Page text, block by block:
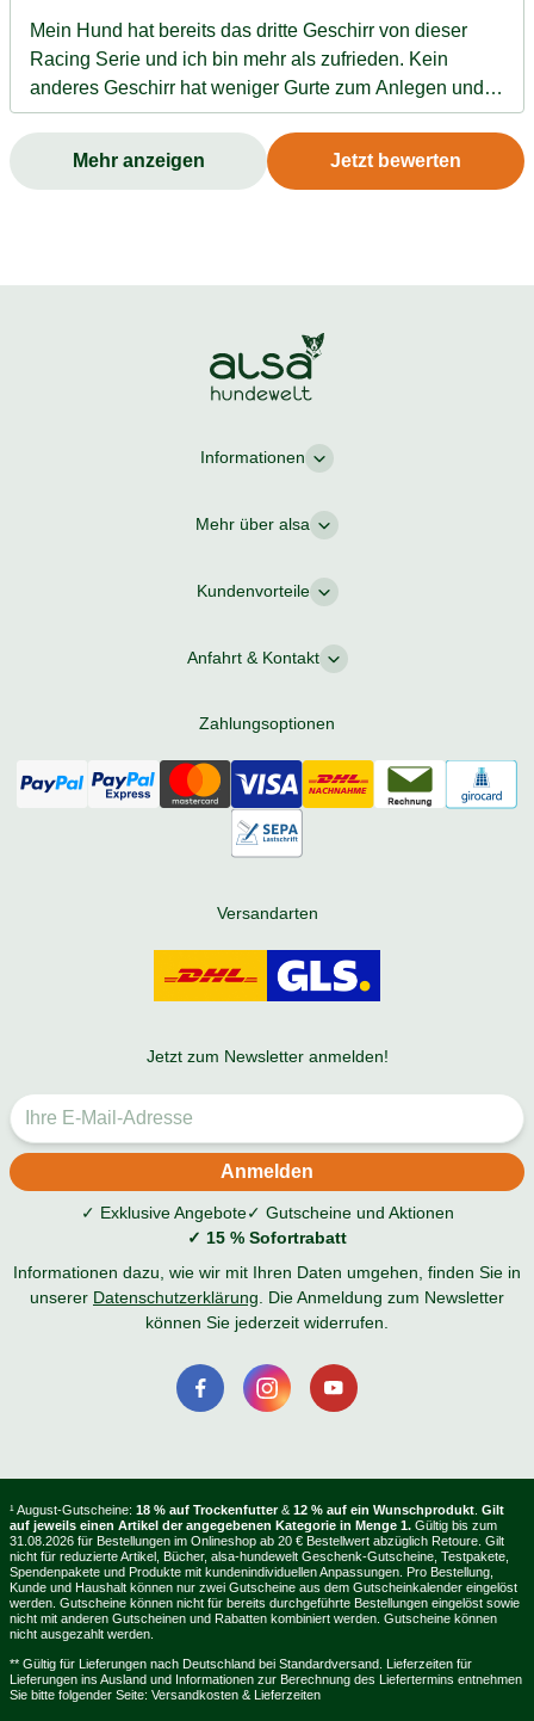
Mein Hund hat bereits das dritte Geschirr von dieser
Racing Serie und ich bin mehr als zufrieden. Kein
anderes Geschirr hat weniger Gurte zum Anlegen und
es ist zudem bei wenig Material am Fell
funktionstüchtig. So empfinde ich es und wir haben
bisher nur gute Erfahrungen gemacht. Zudem ist es
mit wenig Gurten am Körper, gut tut.
Mehr anzeigen Jetzt bewerten
Informationen
Mehr über alsa
Kundenvorteile
Anfahrt & Kontakt
Zahlungsoptionen
Versandarten
Jetzt zum Newsletter anmelden!
✓ Exklusive Angebote✓ Gutscheine und Aktionen
✓ 15 % Sofortrabatt
Informationen dazu, wie wir mit Ihren Daten umgehen, finden Sie in
unserer Datenschutzerklärung. Die Anmeldung zum Newsletter
können Sie jederzeit widerrufen.
¹ August-Gutscheine: 18 % auf Trockenfutter &12 % auf ein Wunschprodukt. Gilt
auf jeweils einen Artikel der angegebenen Kategorie in Menge 1. Gültig bis zum
31.08.2026 für Bestellungen im Onlineshop ab 20 € Bestellwert abzüglich Retoure. Gilt
nicht für reduzierte Artikel, Bücher, alsa-hundewelt Geschenk-Gutscheine, Testpakete,
Spendenpakete und Produkte mit kundenindividuellen Anpassungen. Pro Bestellung,
Kunde und Haushalt können nur zwei Gutscheine aus dem Gutscheinkalender eingelöst
werden. Gutscheine können nicht für bereits durchgeführte Bestellungen eingelöst sowie
nicht mit anderen Gutscheinen und Rabatten kombiniert werden. Gutscheine können
nicht ausgezahlt werden.
** Gültig für Lieferungen nach Deutschland bei Standardversand. Lieferzeiten für
Lieferungen ins Ausland und Informationen zur Berechnung des Liefertermins entnehmen
Sie bitte folgender Seite: Versandkosten & Lieferzeiten